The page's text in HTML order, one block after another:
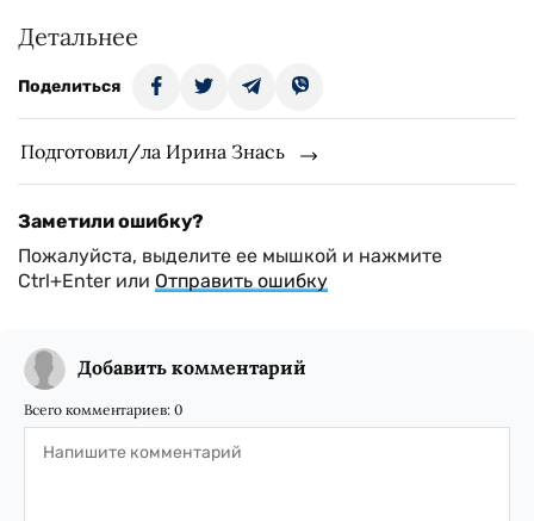
Детальнее
Поделиться
Подготовил/ла Ирина Знась
Заметили ошибку?
Пожалуйста, выделите ее мышкой и нажмите
Ctrl+Enter или Отправить ошибку
Добавить комментарий
Всего комментариев: 0